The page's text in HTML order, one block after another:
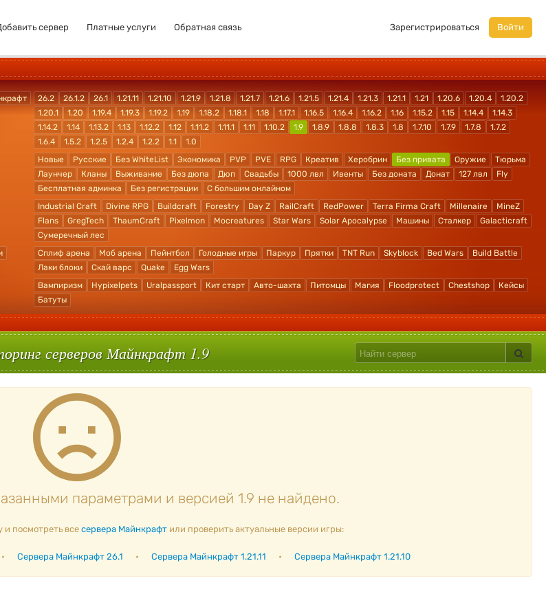
сервер Платные услуги Обратная связь Зарегистрироваться Войти
26.2 26.1.2 26.1 1.21.11 1.21.10 1.21.9 1.21.8 1.21.7 1.21.6 1.21.5 1.21.4 1.21.3 1.21.1 1.21 1.20.6 1.20.4
1.20.2
1.20.1
1.20 1.19.4 1.19.3 1.19.2 1.19 1.18.2 1.18.1 1.18 1.17.1 1.16.5 1.16.4 1.16.2 1.16 1.15.2 1.15 1.14.4
1.14.3
1.14.2
1.14 1.13.2 1.13 1.12.2 1.12 1.11.2 1.11.1 1.11 1.10.2 1.9 1.8.9 1.8.8 1.8.3 1.8 1.7.10 1.7.9 1.7.8
1.7.2
1.6.4
1.5.2 1.2.5 1.2.4 1.2.2 1.1
1.0
Новые Русские Без WhiteList Экономика PVP PVE RPG Креатив Херобрин Без привата Оружие
Тюрьма
Лаунчер
Кланы Выживание Без дюпа Дюп Свадьбы 1000 лвл Ивенты Без доната Донат 127 лвл
Fly
Бесплатная админка
Без регистрации
С большим онлайном
Industrial Craft Divine RPG Buildcraft Forestry Day Z RailCraft RedPower Terra Firma Craft Millenaire
MineZ
Flans
GregTech ThaumCraft Pixelmon Mocreatures Star Wars Solar Apocalypse Машины Сталкер
Galacticraft
Сумеречный лес
Сплиф арена Моб арена Пейнтбол Голодные игры Паркур Прятки TNT Run Skyblock Bed Wars
Build Battle
Лаки блоки
Скай варс Quake
Egg Wars
Вампиризм Hypixelpets Uralpassport Кит старт Авто-шахта Питомцы Магия Floodprotect Chestshop
Кейсы
Батуты
серверов Майнкрафт 1.9
параметрами и версией 1.9 не найдено.
и посмотреть все сервера Майнкрафтили проверить актуальные версии игры:
• Сервера Майнкрафт 26.1 • Сервера Майнкрафт 1.21.11 • Сервера Майнкрафт 1.21.10